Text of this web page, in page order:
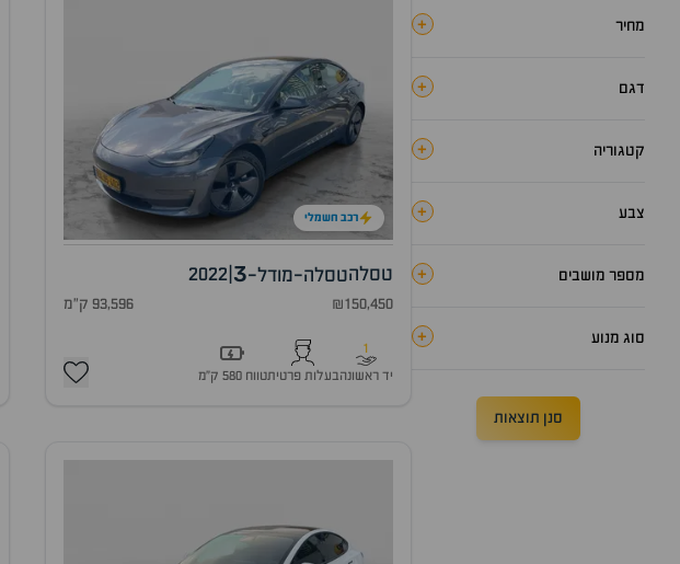
מחיר +
דגם +
קטגוריה +
צבע +
מספר מושבים +
סוג מנוע +
סנן תוצאות
רכב חשמלי
טסלהטסלה-מודל-3
|
2022
₪150,450 93,596 ק"מ
1
יד ראשונהבעלות פרטיתטווח 580 ק״מ